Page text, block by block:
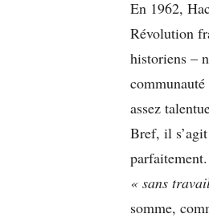
En 1962,
Révolution
historiens –
assez
Bref, il
« sans
somme,